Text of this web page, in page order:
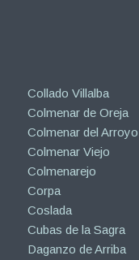
Collado Villalba
Colmenar de Oreja
Colmenar del Arroyo
Colmenar Viejo
Colmenarejo
Corpa
Coslada
Cubas de la Sagra
Daganzo de Arriba